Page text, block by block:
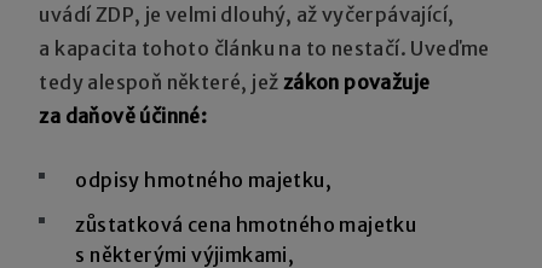
uvádí ZDP, je velmi dlouhý, až vyčerpávající,
a kapacita tohoto článku na to nestačí. Uveďme
tedy alespoň některé, jež zákon považuje
za daňově účinné:
odpisy hmotného majetku,
zůstatková cena hmotného majetku
s některými výjimkami,